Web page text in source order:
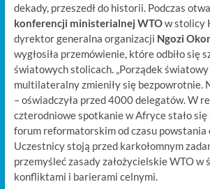
dekady, przeszedł do historii. Podczas
konferencji ministerialnej WTOw stolicy
dyrektor generalna organizacji Ngozi
wygłosiła przemówienie, które odbiło się
światowych stolicach. „Porządek
multilateralny zmieniły się bezpowrotnie.
– oświadczyła przed 4000 delegatów. W
czterodniowe spotkanie w Afryce stało
forum reformatorskim od czasu powstania
Uczestnicy stoją przed karkołomnym
przemyśleć zasady założycielskie WTO w
konfliktami i barierami celnymi.